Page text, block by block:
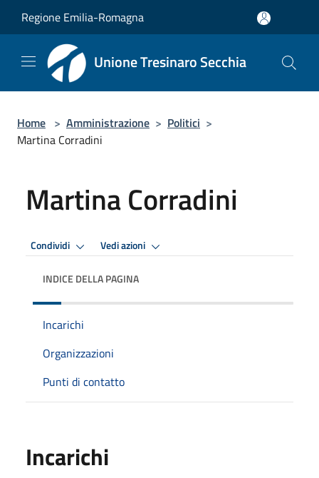
Regione Emilia-Romagna
Unione Tresinaro Secchia
Home > Amministrazione > Politici >
Martina Corradini
Martina Corradini
Condividi Vedi azioni
INDICE DELLA PAGINA
Incarichi
Organizzazioni
Punti di contatto
Incarichi